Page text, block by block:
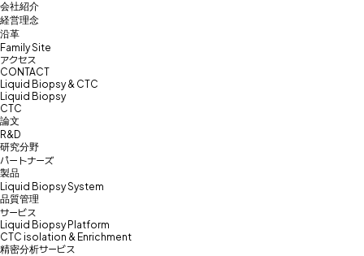
会社紹介
経営理念
沿革
Family Site
アクセス
CONTACT
Liquid Biopsy & CTC
Liquid Biopsy
CTC
論文
R&D
研究分野
パートナーズ
製品
Liquid Biopsy System
品質管理
サービス
Liquid Biopsy Platform
CTC isolation & Enrichment
精密分析サービス